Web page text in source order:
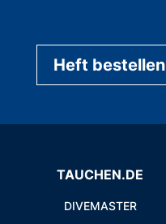
Heft bestellen
TAUCHEN.DE
DIVEMASTER